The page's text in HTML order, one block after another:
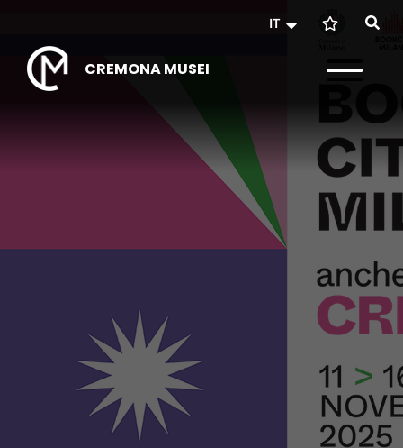
IT
CREMONA MUSEI